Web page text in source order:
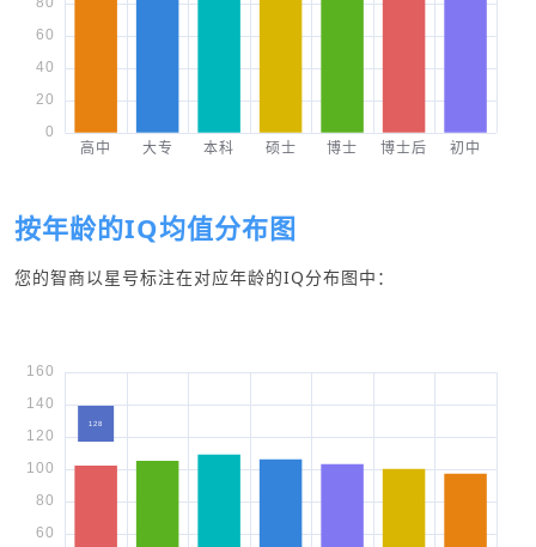
按年龄的IQ均值分布图
您的智商以星号标注在对应年龄的IQ分布图中：